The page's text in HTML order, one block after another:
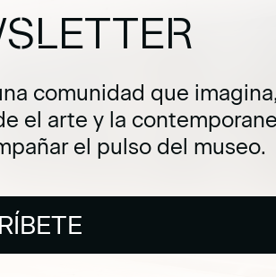
comunidad que
el arte y la
el pulso del museo.